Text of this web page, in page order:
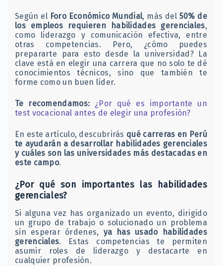
Según el Foro Económico Mundial, más del 50% de
los empleos requieren habilidades gerenciales,
como liderazgo y comunicación efectiva, entre
otras competencias. Pero, ¿cómo puedes
prepararte para esto desde la universidad? La
clave está en elegir una carrera que no solo te dé
conocimientos técnicos, sino que también te
forme como un buen líder.
Te recomendamos: ¿Por qué es importante un
test vocacional antes de elegir una profesión?
En este artículo, descubrirás qué carreras en Perú
te ayudarán a desarrollar habilidades gerenciales
y cuáles son las universidades más destacadas en
este campo.
¿Por qué son importantes las habilidades
gerenciales?
Si alguna vez has organizado un evento, dirigido
un grupo de trabajo o solucionado un problema
sin esperar órdenes, ya has usado habilidades
gerenciales. Estas competencias te permiten
asumir roles de liderazgo y destacarte en
cualquier profesión.